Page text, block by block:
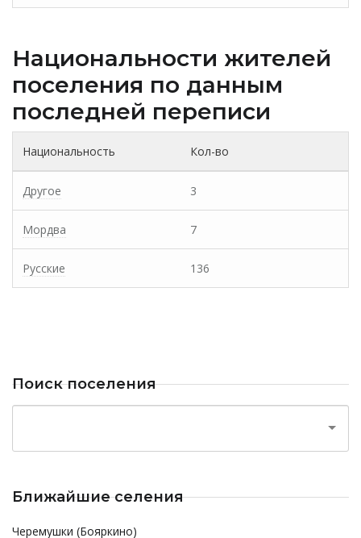
Национальности жителей
поселения по данным
последней переписи
Национальность Кол-во
Другое 3
Мордва 7
Русские 136
Поиск поселения
Ближайшие селения
Черемушки (Бояркино)